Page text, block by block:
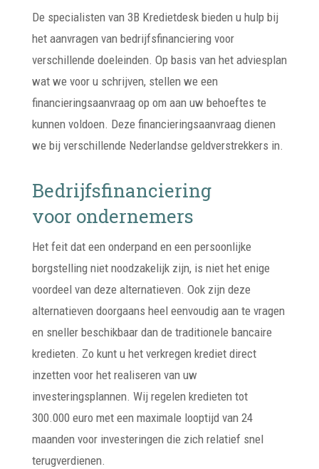
De specialisten van 3B Kredietdesk bieden u hulp bij
het aanvragen van bedrijfsfinanciering voor
verschillende doeleinden. Op basis van het adviesplan
wat we voor u schrijven, stellen we een
financieringsaanvraag op om aan uw behoeftes te
kunnen voldoen. Deze financieringsaanvraag dienen
we bij verschillende Nederlandse geldverstrekkers in.
Bedrijfsfinanciering
voor ondernemers
Het feit dat een onderpand en een persoonlijke
borgstelling niet noodzakelijk zijn, is niet het enige
voordeel van deze alternatieven. Ook zijn deze
alternatieven doorgaans heel eenvoudig aan te vragen
en sneller beschikbaar dan de traditionele bancaire
kredieten. Zo kunt u het verkregen krediet direct
inzetten voor het realiseren van uw
investeringsplannen. Wij regelen kredieten tot
300.000 euro met een maximale looptijd van 24
maanden voor investeringen die zich relatief snel
terugverdienen.